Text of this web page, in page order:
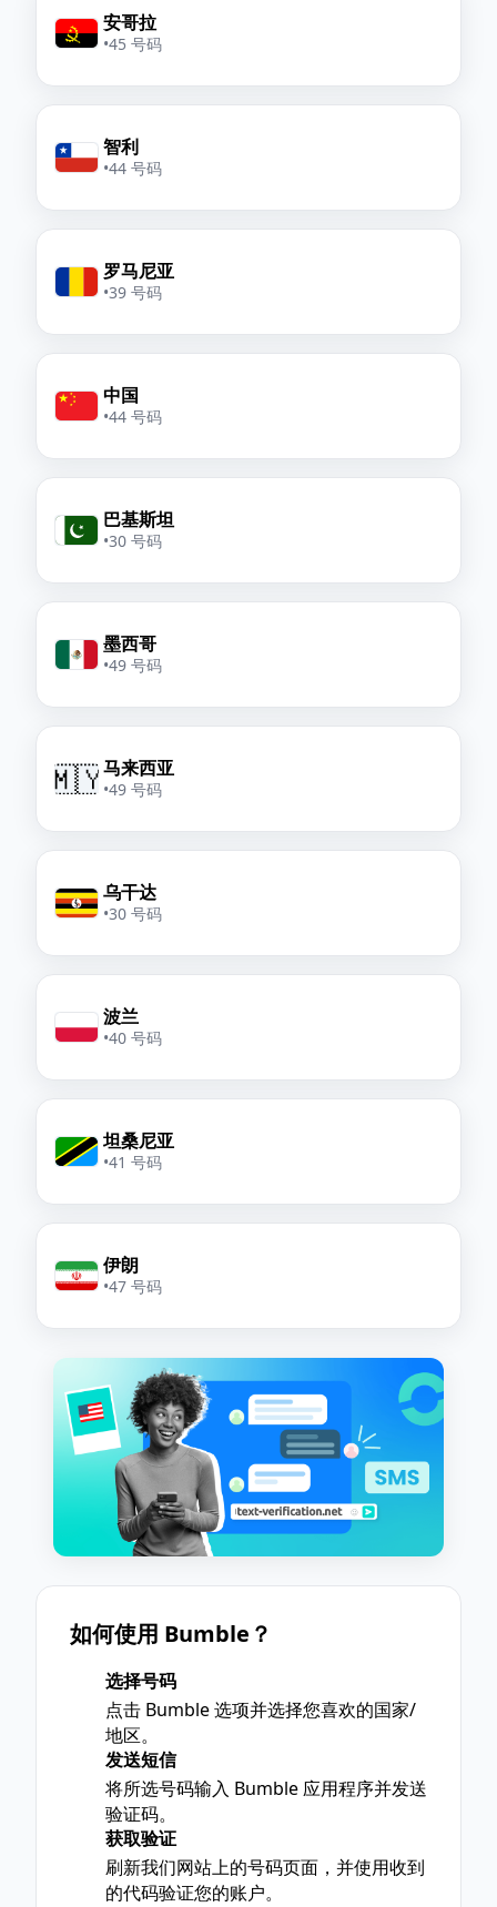
安哥拉
•45 号码
智利
•44 号码
罗马尼亚
•39 号码
中国
•44 号码
巴基斯坦
•30 号码
墨西哥
•49 号码
🇲🇾马来西亚
•49 号码
乌干达
•30 号码
波兰
•40 号码
坦桑尼亚
•41 号码
伊朗
•47 号码
如何使用 Bumble？
选择号码
点击 Bumble 选项并选择您喜欢的国家/
地区。
发送短信
将所选号码输入 Bumble 应用程序并发送
验证码。
获取验证
刷新我们网站上的号码页面，并使用收到
的代码验证您的账户。